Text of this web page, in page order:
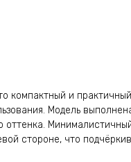
компактный и практичный
Модель
оттенка.
стороне, что